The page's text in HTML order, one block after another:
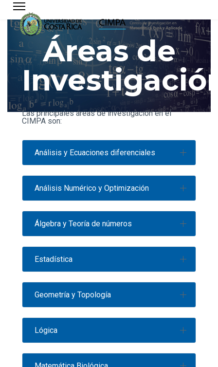
Áreas de
Las principales áreas de investigación en el
CIMPA son:
Análisis y Ecuaciones diferenciales
Análisis Numérico y Optimización
Álgebra y Teoría de números
Estadística
Geometría y Topología
Lógica